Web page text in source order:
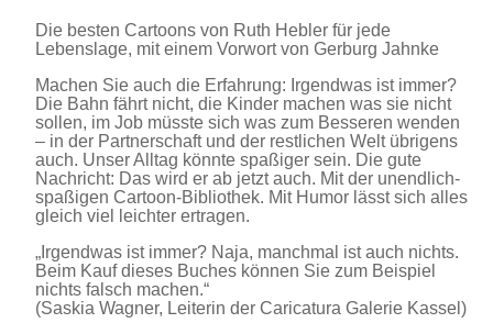
Die besten Cartoons von Ruth Hebler für jede
Lebenslage, mit einem Vorwort von Gerburg Jahnke
Machen Sie auch die Erfahrung: Irgendwas ist immer?
Die Bahn fährt nicht, die Kinder machen was sie nicht
sollen, im Job müsste sich was zum Besseren wenden
– in der Partnerschaft und der restlichen Welt übrigens
auch. Unser Alltag könnte spaßiger sein. Die gute
Nachricht: Das wird er ab jetzt auch. Mit der unendlich-
spaßigen Cartoon-Bibliothek. Mit Humor lässt sich alles
gleich viel leichter ertragen.
„Irgendwas ist immer? Naja, manchmal ist auch nichts.
Beim Kauf dieses Buches können Sie zum Beispiel
nichts falsch machen.“
(Saskia Wagner, Leiterin der Caricatura Galerie Kassel)